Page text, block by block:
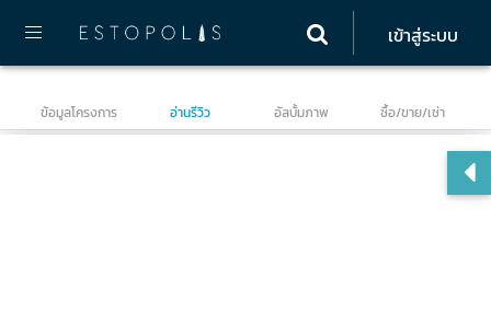
เข้าสู่ระบบ
ข้อมูลโครงการ อ่านรีวิว อัลบั้มภาพ ซื้อ/ขาย/เช่า
ธ